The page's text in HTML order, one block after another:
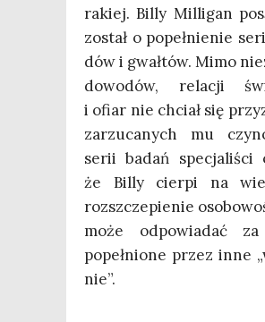
ra­kiej. Bil­ly Mil­li­gan
został o popeł­nie­nie
dów i gwał­tów. Mimo
dowo­dów, rela­cji
i ofiar nie chciał się
zarzu­ca­nych mu
serii badań spe­cja­li­ści
że Bil­ly cier­pi na
roz­sz­cze­pie­nie
może odpo­wia­dać
popeł­nio­ne przez inne
nie”.